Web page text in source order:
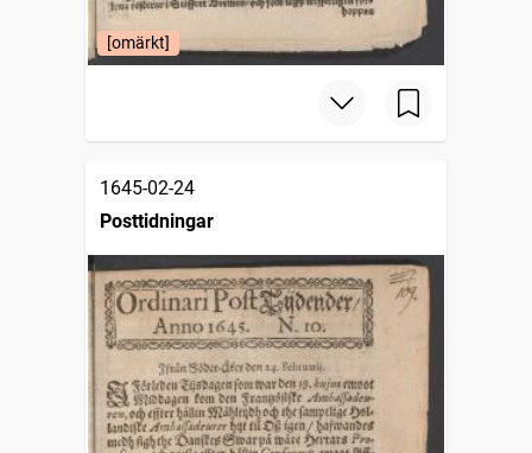
[omärkt]
1645-02-24
Posttidningar